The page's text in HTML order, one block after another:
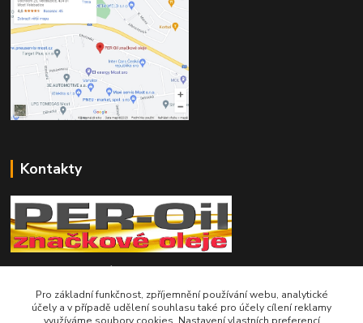
Kontakty
Telefon pro technické dotazy: 775 113 255
Telefon do našeho obchodu : 774 993 479
Pro základní funkčnost, zpříjemnění používání webu, analytické
účely a v případě udělení souhlasu také pro účely cílení reklamy